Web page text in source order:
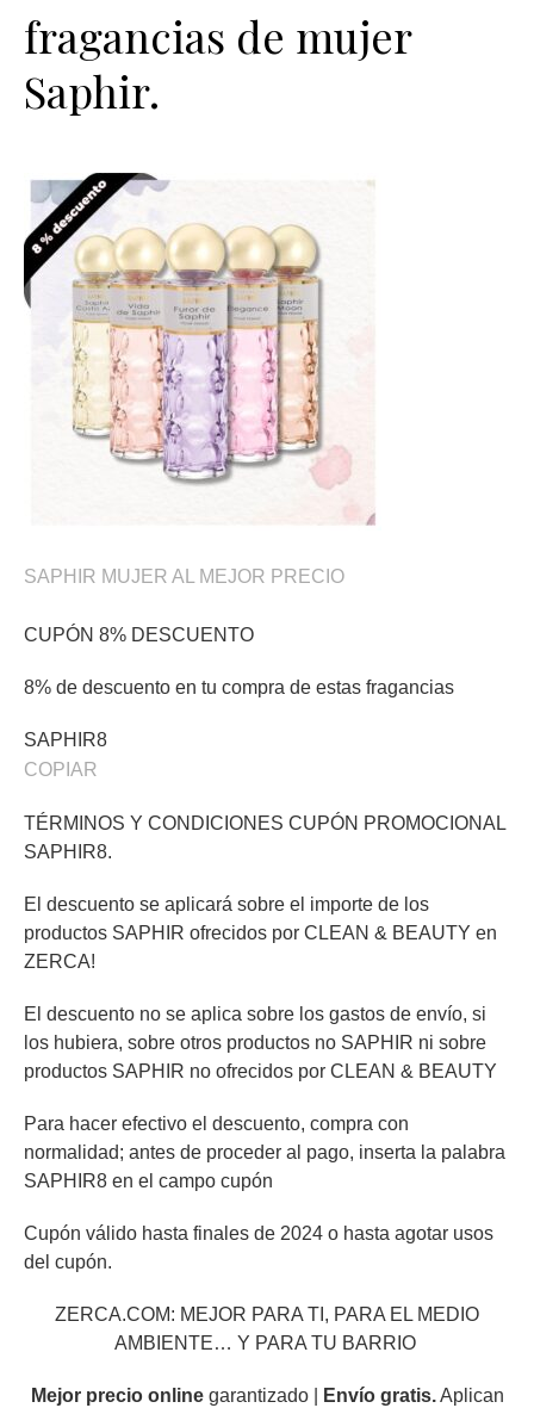
fragancias de mujer
Saphir.
SAPHIR MUJER AL MEJOR PRECIO
CUPÓN 8% DESCUENTO
8% de descuento en tu compra de estas fragancias
SAPHIR8
COPIAR
TÉRMINOS Y CONDICIONES CUPÓN PROMOCIONAL
SAPHIR8.
El descuento se aplicará sobre el importe de los
productos SAPHIR ofrecidos por CLEAN & BEAUTY en
ZERCA!
El descuento no se aplica sobre los gastos de envío, si
los hubiera, sobre otros productos no SAPHIR ni sobre
productos SAPHIR no ofrecidos por CLEAN & BEAUTY
Para hacer efectivo el descuento, compra con
normalidad; antes de proceder al pago, inserta la palabra
SAPHIR8 en el campo cupón
Cupón válido hasta finales de 2024 o hasta agotar usos
del cupón.
ZERCA.COM: MEJOR PARA TI, PARA EL MEDIO
AMBIENTE… Y PARA TU BARRIO
Mejor precio onlinegarantizado | Envío gratis.Aplican